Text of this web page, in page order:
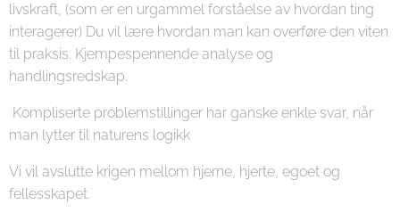
livskraft, (som er en urgammel forståelse av hvordan ting
interagerer) Du vil lære hvordan man kan overføre den viten
til praksis. Kjempespennende analyse og
handlingsredskap.
Kompliserte problemstillinger har ganske enkle svar, når
man lytter til naturens logikk
Vi vil avslutte krigen mellom hjerne, hjerte, egoet og
fellesskapet.